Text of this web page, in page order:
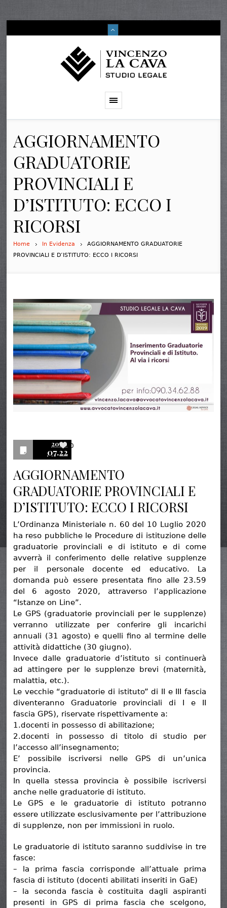
AGGIORNAMENTO
GRADUATORIE
PROVINCIALI E
D’ISTITUTO: ECCO I
RICORSI
Home In Evidenza
AGGIORNAMENTO GRADUATORIE
PROVINCIALI E D’ISTITUTO: ECCO I RICORSI
2020
07.22
0
AGGIORNAMENTO
GRADUATORIE PROVINCIALI E
D’ISTITUTO: ECCO I RICORSI
L’Ordinanza Ministeriale n. 60 del 10 Luglio 2020
ha reso pubbliche le Procedure di istituzione delle
graduatorie provinciali e di istituto e di come
avverrà il conferimento delle relative supplenze
per il personale docente ed educativo. La
domanda può essere presentata fino alle 23.59
del 6 agosto 2020, attraverso l’applicazione
“Istanze on Line”.
Le GPS (graduatorie provinciali per le supplenze)
verranno utilizzate per conferire gli incarichi
annuali (31 agosto) e quelli fino al termine delle
attività didattiche (30 giugno).
Invece dalle graduatorie d’istituto si continuerà
ad attingere per le supplenze brevi (maternità,
malattia, etc.).
Le vecchie “graduatorie di istituto” di II e III fascia
diventeranno Graduatorie provinciali di I e II
fascia GPS), riservate rispettivamente a:
1.docenti in possesso di abilitazione;
2.docenti in possesso di titolo di studio per
l’accesso all’insegnamento;
E’ possibile iscriversi nelle GPS di un’unica
provincia.
In quella stessa provincia è possibile iscriversi
anche nelle graduatorie di istituto.
Le GPS e le graduatorie di istituto potranno
essere utilizzate esclusivamente per l’attribuzione
di supplenze, non per immissioni in ruolo.
Le graduatorie di istituto saranno suddivise in tre
fasce:
– la prima fascia corrisponde all’attuale prima
fascia di istituto (docenti abilitati inseriti in GaE)
– la seconda fascia è costituita dagli aspiranti
presenti in GPS di prima fascia che scelgono,